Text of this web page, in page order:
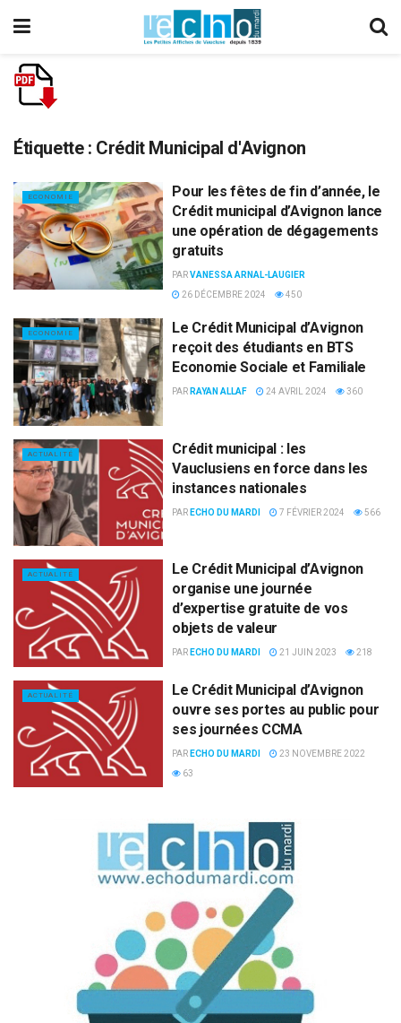
Étiquette : Crédit Municipal d'Avignon
ECONOMIE
Pour les fêtes de fin d’année, le
Crédit municipal d’Avignon lance
une opération de dégagements
gratuits
PARVANESSA ARNAL-LAUGIER
26 DÉCEMBRE 2024
450
ECONOMIE
Le Crédit Municipal d’Avignon
reçoit des étudiants en BTS
Economie Sociale et Familiale
PAR RAYAN ALLAF 24 AVRIL 2024 360
ACTUALITÉ
Crédit municipal : les
Vauclusiens en force dans les
instances nationales
PAR ECHO DU MARDI 7 FÉVRIER 2024 566
ACTUALITÉ
Le Crédit Municipal d’Avignon
organise une journée
d’expertise gratuite de vos
objets de valeur
PAR ECHO DU MARDI 21 JUIN 2023 218
ACTUALITÉ
Le Crédit Municipal d’Avignon
ouvre ses portes au public pour
ses journées CCMA
PAR ECHO DU MARDI
23 NOVEMBRE 2022
63